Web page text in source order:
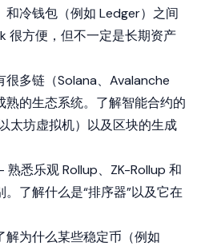
冷钱包（例如 Ledger）之间
很方便，但不一定是长期资产
多链（Solana、Avalanche
的生态系统。了解智能合约的
太坊虚拟机）以及区块的生成
熟悉乐观 Rollup、ZK-Rollup 和
了解什么是“排序器”以及它在
为什么某些稳定币（例如